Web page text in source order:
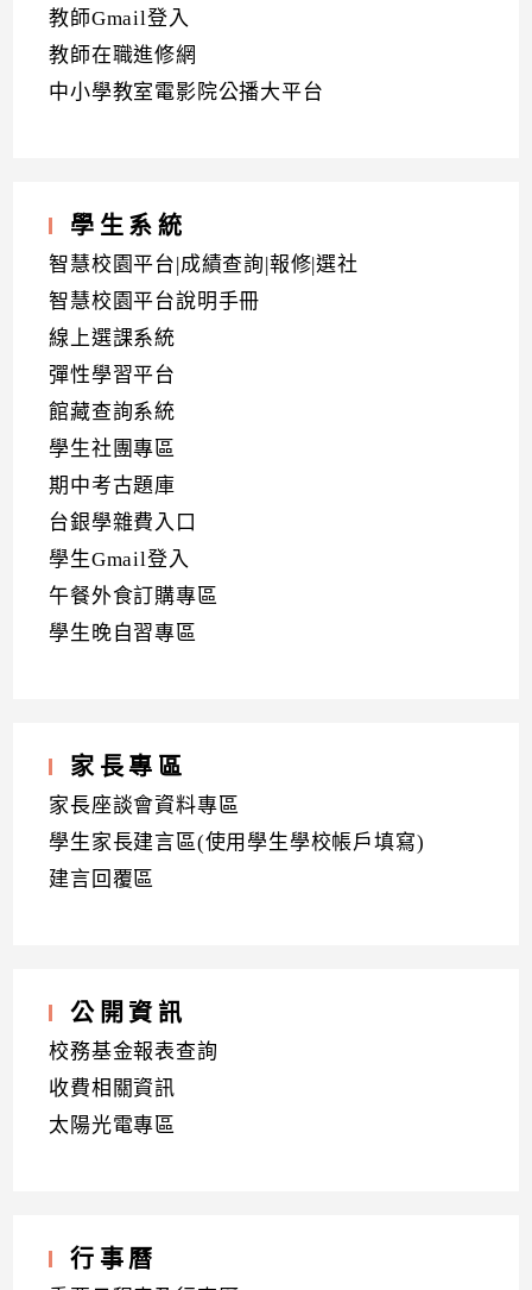
教師Gmail登入
教師在職進修網
中小學教室電影院公播大平台
學生系統
智慧校園平台|成績查詢|報修|選社
智慧校園平台說明手冊
線上選課系統
彈性學習平台
館藏查詢系統
學生社團專區
期中考古題庫
台銀學雜費入口
學生Gmail登入
午餐外食訂購專區
學生晚自習專區
家長專區
家長座談會資料專區
學生家長建言區(使用學生學校帳戶填寫)
建言回覆區
公開資訊
校務基金報表查詢
收費相關資訊
太陽光電專區
行事曆